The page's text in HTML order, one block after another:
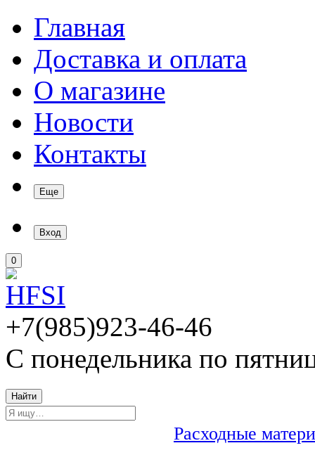
Главная
Доставка и оплата
О магазине
Новости
Контакты
Еще
Вход
0
+7(985)923-46-46
С понедельника по
Найти
Расходные